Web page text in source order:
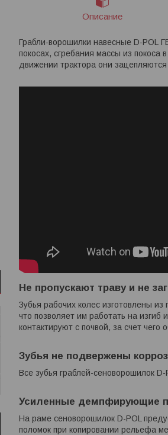
Описание
Грабли-ворошилки навесные D-POL
покосах, сгребания массы из
движении трактора они
Не пропускают траву и не
Зубья рабочих колес изготовлены
что позволяет им работать на изгиб
контактируют с почвой, за счет
Зубья не подвержены
Все зубья граблей-сеноворошилок
Усиленные демпфирующие
На раме сеноворошилок D-POL
поломок при копировании рельефа